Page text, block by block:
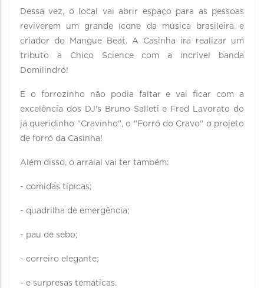
Dessa vez, o local vai abrir espaço para as pessoas
reviverem um grande ícone da música brasileira e
criador do Mangue Beat. A Casinha irá realizar um
tributo a Chico Science com a incrível banda
Domilindró!
E o forrozinho não podia faltar e vai ficar com a
excelência dos DJ's Bruno Salleti e Fred Lavorato do
já queridinho "Cravinho", o "Forró do Cravo" o projeto
de forró da Casinha!
Além disso, o arraial vai ter também:
- comidas típicas;
- quadrilha de emergência;
- pau de sebo;
- correiro elegante;
- e surpresas temáticas.